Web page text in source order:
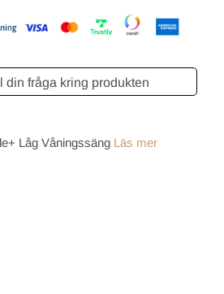
din fråga kring produkten
Låg Våningssäng Läs mer